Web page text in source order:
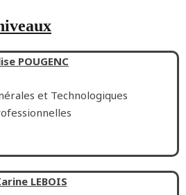
POUGENC
et Technologiques
LEBOIS